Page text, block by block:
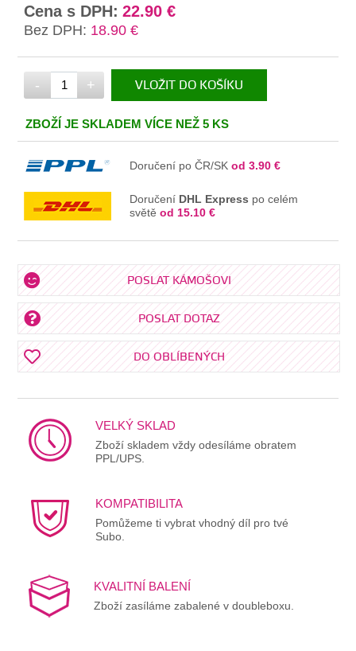
Cena s DPH: 22.90 €
Bez DPH: 18.90 €
- + VLOŽIT DO KOŠÍKU
V KOŠÍKU
ZBOŽÍ JE SKLADEM VÍCE NEŽ 5 KS
Doručení po ČR/SKod 3.90 €
Doručení DHL Express po celém
světěod 15.10 €
POSLAT KÁMOŠOVI
POSLAT DOTAZ
DO OBLÍBENÝCH
VELKÝ SKLAD
Zboží skladem vždy odesíláme obratem
PPL/UPS.
KOMPATIBILITA
Pomůžeme ti vybrat vhodný díl pro tvé
Subo.
KVALITNÍ BALENÍ
Zboží zasíláme zabalené v doubleboxu.